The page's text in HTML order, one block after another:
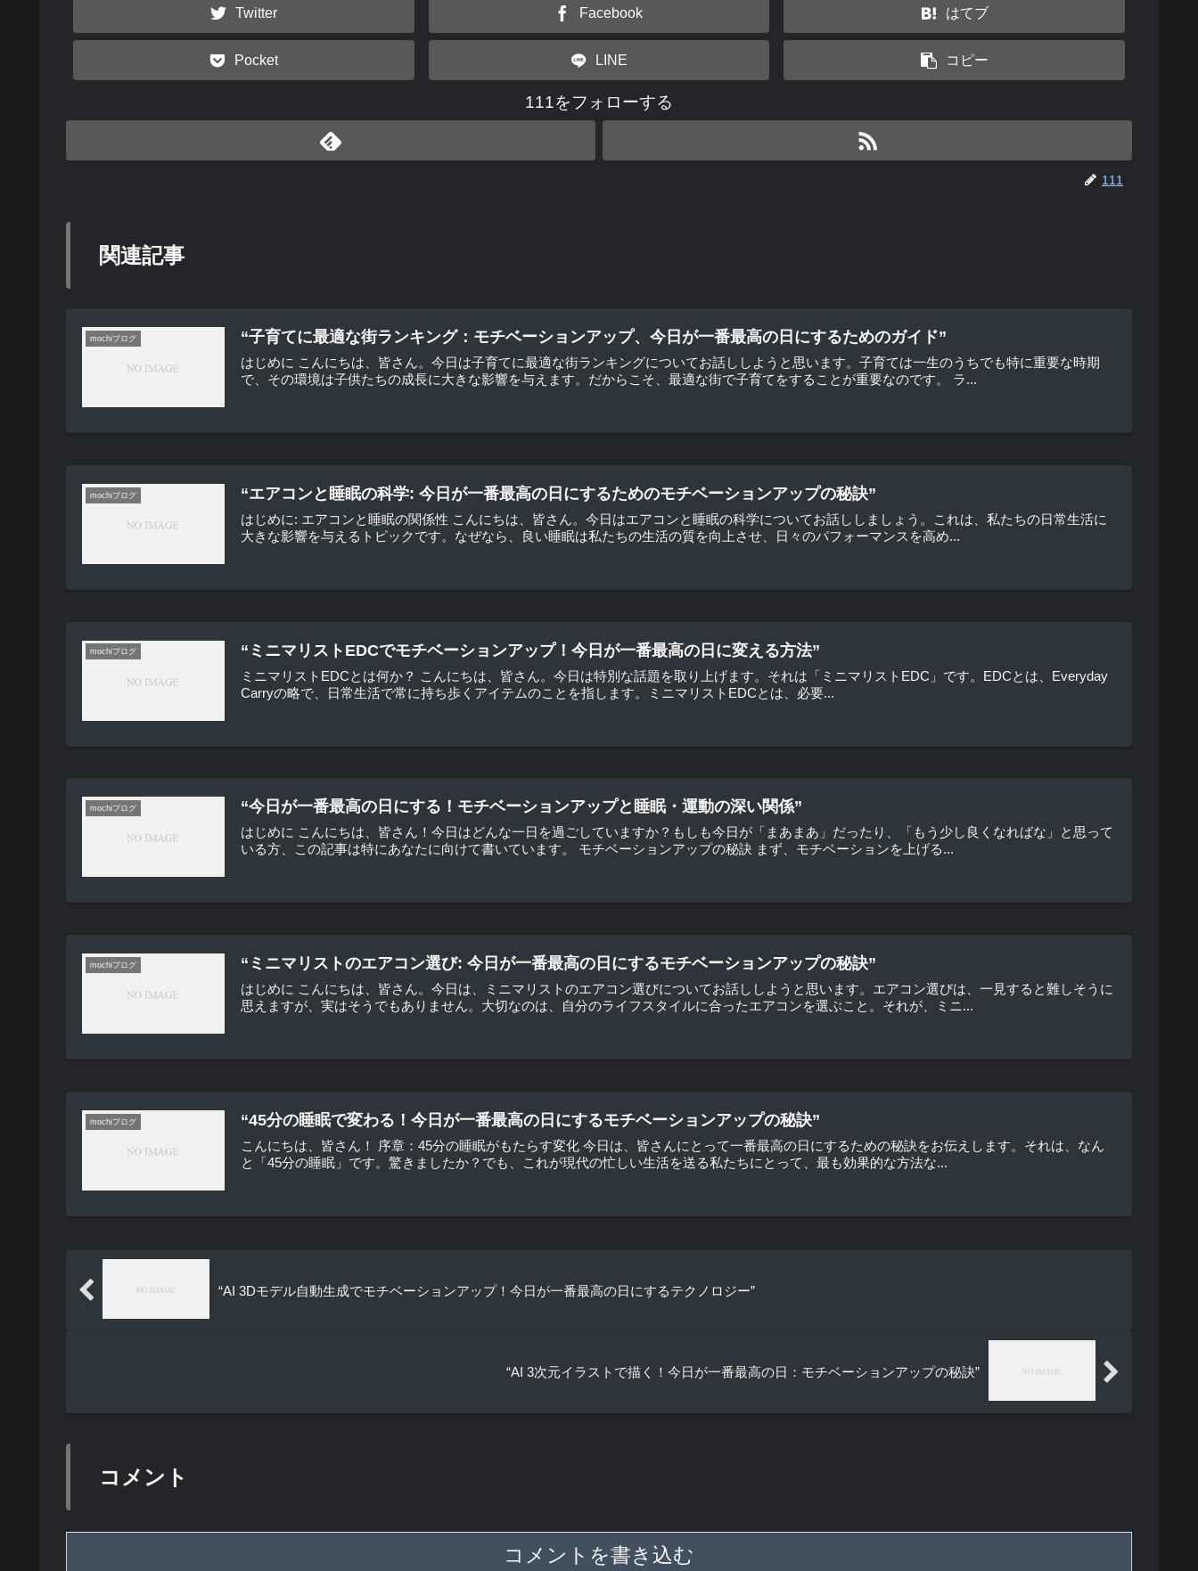
Twitter Facebook はてブ
Pocket LINE コピー
111をフォローする
111
関連記事
mochiブログ “子育てに最適な街ランキング：モチベーションアップ、今日が一番最高の日にするためのガイド”
はじめに こんにちは、皆さん。今日は子育てに最適な街ランキングについてお話ししようと思います。子育ては一生のうちでも特に重要な時期
で、その環境は子供たちの成長に大きな影響を与えます。だからこそ、最適な街で子育てをすることが重要なのです。 ラ...
mochiブログ “エアコンと睡眠の科学: 今日が一番最高の日にするためのモチベーションアップの秘訣”
はじめに: エアコンと睡眠の関係性 こんにちは、皆さん。今日はエアコンと睡眠の科学についてお話ししましょう。これは、私たちの日常生活に
大きな影響を与えるトピックです。なぜなら、良い睡眠は私たちの生活の質を向上させ、日々のパフォーマンスを高め...
mochiブログ “ミニマリストEDCでモチベーションアップ！今日が一番最高の日に変える方法”
ミニマリストEDCとは何か？ こんにちは、皆さん。今日は特別な話題を取り上げます。それは「ミニマリストEDC」です。EDCとは、Everyday
Carryの略で、日常生活で常に持ち歩くアイテムのことを指します。ミニマリストEDCとは、必要...
mochiブログ “今日が一番最高の日にする！モチベーションアップと睡眠・運動の深い関係”
はじめに こんにちは、皆さん！今日はどんな一日を過ごしていますか？もしも今日が「まあまあ」だったり、「もう少し良くなればな」と思って
いる方、この記事は特にあなたに向けて書いています。 モチベーションアップの秘訣 まず、モチベーションを上げる...
mochiブログ “ミニマリストのエアコン選び: 今日が一番最高の日にするモチベーションアップの秘訣”
はじめに こんにちは、皆さん。今日は、ミニマリストのエアコン選びについてお話ししようと思います。エアコン選びは、一見すると難しそうに
思えますが、実はそうでもありません。大切なのは、自分のライフスタイルに合ったエアコンを選ぶこと。それが、ミニ...
mochiブログ “45分の睡眠で変わる！今日が一番最高の日にするモチベーションアップの秘訣”
こんにちは、皆さん！ 序章：45分の睡眠がもたらす変化 今日は、皆さんにとって一番最高の日にするための秘訣をお伝えします。それは、なん
と「45分の睡眠」です。驚きましたか？でも、これが現代の忙しい生活を送る私たちにとって、最も効果的な方法な...
“AI 3Dモデル自動生成でモチベーションアップ！今日が一番最高の日にするテクノロジー”
“AI 3次元イラストで描く！今日が一番最高の日：モチベーションアップの秘訣”
コメント
コメントを書き込む